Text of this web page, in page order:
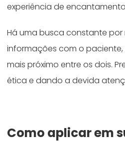
experiência de
Há uma busca constante
informações com o
mais próximo entre os dois.
ética e dando a devida
Como aplicar em